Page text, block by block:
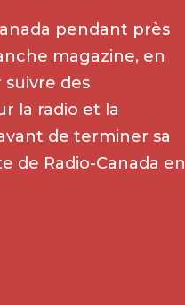
pendant près
magazine, en
des
la radio et la
de terminer sa
de Radio-Canada en